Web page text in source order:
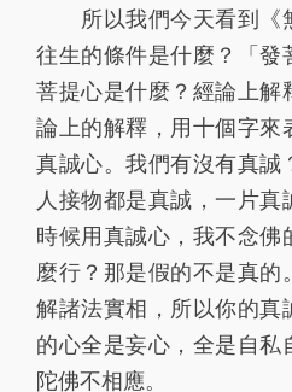
97 98
101 102 103
106 107 108
111 112 113
116 117 118
121 122 123
126 127 128
所以我們今天看到《
往生的條件是什麼？「發
菩提心是什麼？經論上解
論上的解釋，用十個字來
真誠心。我們有沒有真
人接物都是真誠，一片
時候用真誠心，我不念佛
麼行？那是假的不是真的
解諸法實相，所以你的真
的心全是妄心，全是自私
陀佛不相應。